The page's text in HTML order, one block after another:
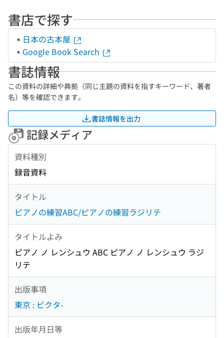
書店で探す
日本の古本屋
Google Book Search
書誌情報
この資料の詳細や典拠（同じ主題の資料を指すキーワード、著者
名）等を確認できます。
書誌情報を出力
記録メディア
資料種別
録音資料
タイトル
ピアノの練習ABC/ピアノの練習ラジリテ
タイトルよみ
ピアノ ノ レンシュウ ABC ピアノ ノ レンシュウ ラジ
リテ
出版事項
東京 : ビクタ-
出版年月日等